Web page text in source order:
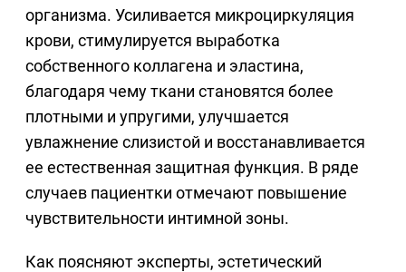
организма. Усиливается микроциркуляция
крови, стимулируется выработка
собственного коллагена и эластина,
благодаря чему ткани становятся более
плотными и упругими, улучшается
увлажнение слизистой и восстанавливается
ее естественная защитная функция. В ряде
случаев пациентки отмечают повышение
чувствительности интимной зоны.
Как поясняют эксперты, эстетический